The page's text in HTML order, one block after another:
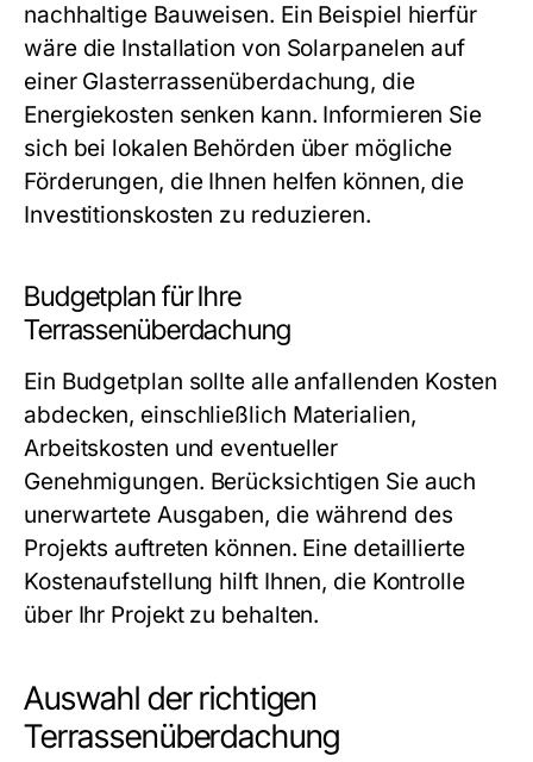
nachhaltige Bauweisen. Ein Beispiel hierfür
wäre die Installation von Solarpanelen auf
einer Glasterrassenüberdachung, die
Energiekosten senken kann. Informieren Sie
sich bei lokalen Behörden über mögliche
Förderungen, die Ihnen helfen können, die
Investitionskosten zu reduzieren.
Budgetplan für Ihre
Terrassenüberdachung
Ein Budgetplan sollte alle anfallenden Kosten
abdecken, einschließlich Materialien,
Arbeitskosten und eventueller
Genehmigungen. Berücksichtigen Sie auch
unerwartete Ausgaben, die während des
Projekts auftreten können. Eine detaillierte
Kostenaufstellung hilft Ihnen, die Kontrolle
über Ihr Projekt zu behalten.
Auswahl der richtigen
Terrassenüberdachung